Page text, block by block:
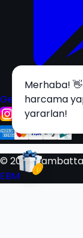
Get it onGoogle
© 2025
EBM
Merhaba!
harcama
yararlan!